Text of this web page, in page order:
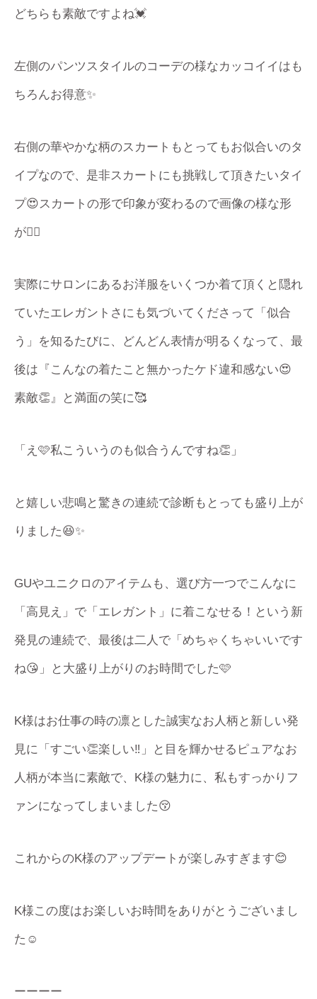
どちらも素敵ですよね💓
左側のパンツスタイルのコーデの様なカッコイイはも
ちろんお得意✨
右側の華やかな柄のスカートもとってもお似合いのタ
イプなので、是非スカートにも挑戦して頂きたいタイ
プ😍スカートの形で印象が変わるので画像の様な形
が🙆‍♂️
実際にサロンにあるお洋服をいくつか着て頂くと隠れ
ていたエレガントさにも気づいてくださって「似合
う」を知るたびに、どんどん表情が明るくなって、最
後は『こんなの着たこと無かったケド違和感ない😍
素敵👏』と満面の笑に🥰
「え🩷私こういうのも似合うんですね👏」
と嬉しい悲鳴と驚きの連続で診断もとっても盛り上が
りました😆✨
GUやユニクロのアイテムも、選び方一つでこんなに
「高見え」で「エレガント」に着こなせる！という新
発見の連続で、最後は二人で「めちゃくちゃいいです
ね😘」と大盛り上がりのお時間でした🩷
K様はお仕事の時の凛とした誠実なお人柄と新しい発
見に「すごい👏楽しい‼︎」と目を輝かせるピュアなお
人柄が本当に素敵で、K様の魅力に、私もすっかりフ
ァンになってしまいました😚
これからのK様のアップデートが楽しみすぎます😊
K様この度はお楽しいお時間をありがとうございまし
た☺️
ーーーー